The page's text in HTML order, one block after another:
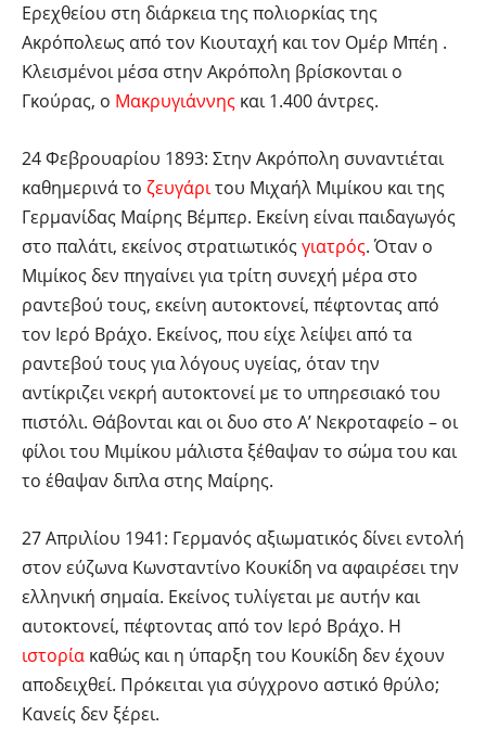
Ερεχθείου στη διάρκεια της πολιορκίας της
Ακρόπολεως από τον Κιουταχή και τον Ομέρ Μπέη .
Κλεισμένοι μέσα στην Ακρόπολη βρίσκονται ο
Γκούρας, ο Μακρυγιάννης και 1.400 άντρες.
24 Φεβρουαρίου 1893: Στην Ακρόπολη συναντιέται
καθημερινά το ζευγάριτου Μιχαήλ Μιμίκου και της
Γερμανίδας Μαίρης Βέμπερ. Εκείνη είναι παιδαγωγός
στο παλάτι, εκείνος στρατιωτικόςγιατρός. Όταν ο
Μιμίκος δεν πηγαίνει για τρίτη συνεχή μέρα στο
ραντεβού τους, εκείνη αυτοκτονεί, πέφτοντας από
τον Ιερό Βράχο. Εκείνος, που είχε λείψει από τα
ραντεβού τους για λόγους υγείας, όταν την
αντίκριζει νεκρή αυτοκτονεί με το υπηρεσιακό του
πιστόλι. Θάβονται και οι δυο στο Α’ Νεκροταφείο – οι
φίλοι του Μιμίκου μάλιστα ξέθαψαν το σώμα του και
το έθαψαν διπλα στης Μαίρης.
27 Απριλίου 1941: Γερμανός αξιωματικός δίνει εντολή
στον εύζωνα Κωνσταντίνο Κουκίδη να αφαιρέσει την
ελληνική σημαία. Εκείνος τυλίγεται με αυτήν και
αυτοκτονεί, πέφτοντας από τον Ιερό Βράχο. Η
ιστορία καθώς και η ύπαρξη του Κουκίδη δεν έχουν
αποδειχθεί. Πρόκειται για σύγχρονο αστικό θρύλο;
Kανείς δεν ξέρει.